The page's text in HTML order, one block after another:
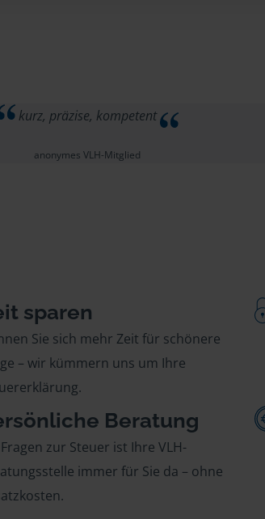
kurz, präzise, kompetent
anonymes VLH-Mitglied
sparen
Sie sich mehr Zeit für schönere
– wir kümmern uns um Ihre
Beratung
Fragen zur Steuer ist Ihre VLH-
immer für Sie da – ohne